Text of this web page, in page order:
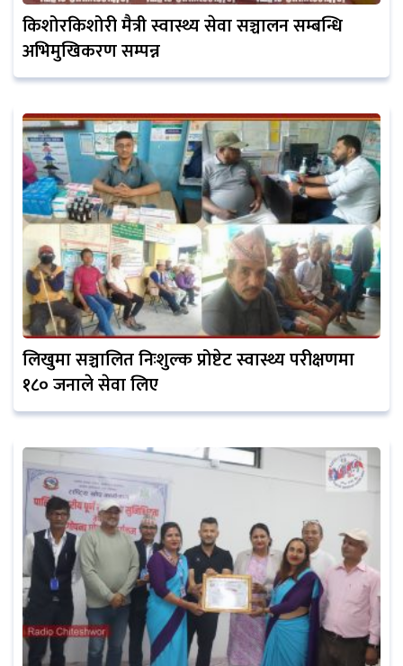
किशोरकिशोरी मैत्री स्वास्थ्य सेवा सञ्चालन सम्बन्धि
अभिमुखिकरण सम्पन्न
लिखुमा सञ्चालित निःशुल्क प्रोष्टेट स्वास्थ्य परीक्षणमा
१८० जनाले सेवा लिए